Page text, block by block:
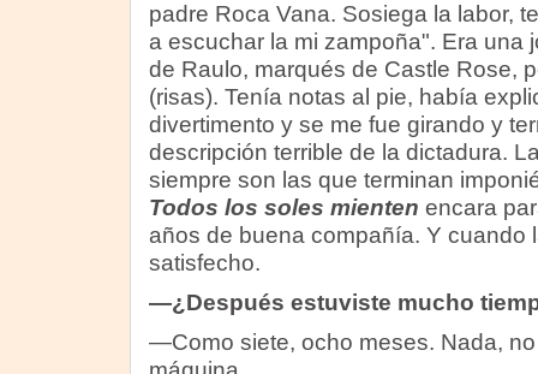
padre Roca Vana. Sosiega la labor,
a escuchar la mi zampoña". Era una
de Raulo, marqués de Castle Rose,
(risas). Tenía notas al pie, había
divertimento y se me fue girando y
descripción terrible de la dictadura.
siempre son las que terminan
Todos los soles mienten encara
años de buena compañía. Y cuando
satisfecho.
—¿Después estuviste mucho
—Como siete, ocho meses. Nada,